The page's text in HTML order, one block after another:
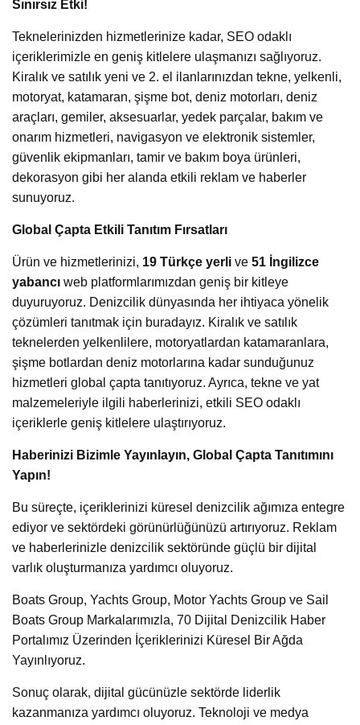
Sınırsız Etki!
Teknelerinizden hizmetlerinize kadar, SEO odaklı
içeriklerimizle en geniş kitlelere ulaşmanızı sağlıyoruz.
Kiralık ve satılık yeni ve 2. el ilanlarınızdan tekne, yelkenli,
motoryat, katamaran, şişme bot, deniz motorları, deniz
araçları, gemiler, aksesuarlar, yedek parçalar, bakım ve
onarım hizmetleri, navigasyon ve elektronik sistemler,
güvenlik ekipmanları, tamir ve bakım boya ürünleri,
dekorasyon gibi her alanda etkili reklam ve haberler
sunuyoruz.
Global Çapta Etkili Tanıtım Fırsatları
Ürün ve hizmetlerinizi, 19 Türkçe yerli ve 51 İngilizce
yabancı web platformlarımızdan geniş bir kitleye
duyuruyoruz. Denizcilik dünyasında her ihtiyaca yönelik
çözümleri tanıtmak için buradayız. Kiralık ve satılık
teknelerden yelkenlilere, motoryatlardan katamaranlara,
şişme botlardan deniz motorlarına kadar sunduğunuz
hizmetleri global çapta tanıtıyoruz. Ayrıca, tekne ve yat
malzemeleriyle ilgili haberlerinizi, etkili SEO odaklı
içeriklerle geniş kitlelere ulaştırıyoruz.
Haberinizi Bizimle Yayınlayın, Global Çapta Tanıtımını
Yapın!
Bu süreçte, içeriklerinizi küresel denizcilik ağımıza entegre
ediyor ve sektördeki görünürlüğünüzü artırıyoruz. Reklam
ve haberlerinizle denizcilik sektöründe güçlü bir dijital
varlık oluşturmanıza yardımcı oluyoruz.
Boats Group, Yachts Group, Motor Yachts Group ve Sail
Boats Group Markalarımızla, 70 Dijital Denizcilik Haber
Portalımız Üzerinden İçeriklerinizi Küresel Bir Ağda
Yayınlıyoruz.
Sonuç olarak, dijital gücünüzle sektörde liderlik
kazanmanıza yardımcı oluyoruz. Teknoloji ve medya